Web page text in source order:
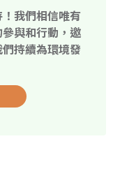
我們相信唯有
與和行動，邀
持續為環境發